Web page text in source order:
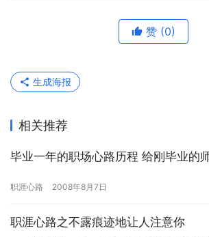
赞 (0)
生成海报
相关推荐
毕业一年的职场心路历程 给刚毕业的
职涯心路 2008年8月7日
职涯心路之不露痕迹地让人注意你